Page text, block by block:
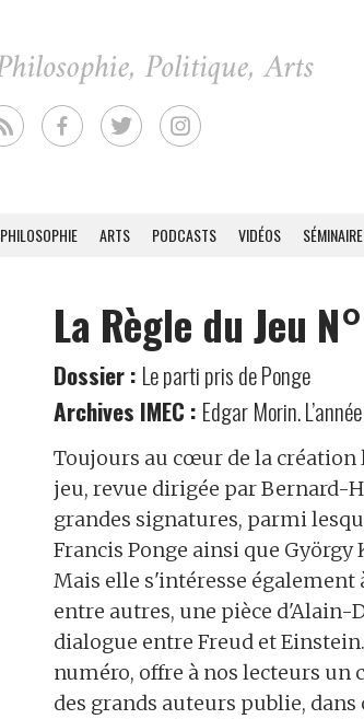
PHILOSOPHIE ARTS PODCASTS VIDÉOS
La Règle du Jeu
Dossier : Le parti pris de Ponge
Archives IMEC : Edgar Morin.
Toujours au cœur de la
jeu, revue dirigée par Bernard-
grandes signatures, parmi
Francis Ponge ainsi que György
Mais elle s'intéresse également
entre autres, une pièce
dialogue entre Freud et
numéro, offre à nos lecteurs un
des grands auteurs publie,